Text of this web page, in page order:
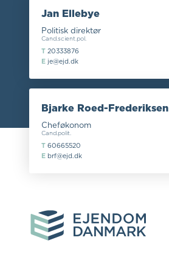
Jan Ellebye
Politisk direktør
Cand.scient.pol.
T 20333876
E je@ejd.dk
Bjarke Roed-Frederiksen
Cheføkonom
Cand.polit.
T 60665520
E brf@ejd.dk